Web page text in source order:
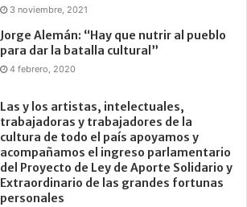
3 noviembre, 2021
Jorge Alemán: “Hay que nutrir al pueblo
para dar la batalla cultural”
4 febrero, 2020
Las y los artistas, intelectuales,
trabajadoras y trabajadores de la
cultura de todo el país apoyamos y
acompañamos el ingreso parlamentario
del Proyecto de Ley de Aporte Solidario y
Extraordinario de las grandes fortunas
personales